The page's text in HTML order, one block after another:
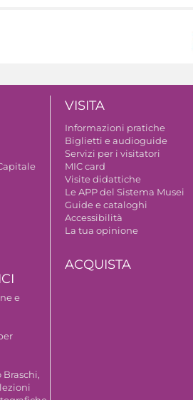
e
VISITA
Informazioni pratiche
Biglietti e audioguide
Servizi per i visitatori
MIC card
Visite didattiche
Le APP del Sistema Musei
Guide e cataloghi
Accessibilità
La tua opinione
ACQUISTA